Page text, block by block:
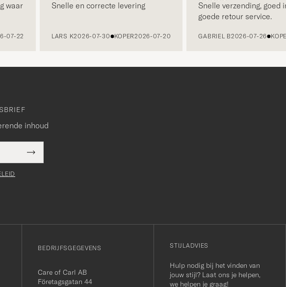
22
Snelle en correcte levering
LARS K2026-07-30 KOPER2026-07-20
Snelle verzending, goed
goede retour service.
GABRIEL B2026-07-26 KOPER
inhoud
Submit
Newsletter
BEDRIJFSGEGEVENS
Care of Carl AB
Företagsgatan 44
STIJLADVIES
Hulp nodig bij het vinden van
jouw stijl? Laat ons je helpen,
we helpen je graag!